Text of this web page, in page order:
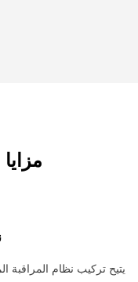
يتيح تركيب نظام المراقبة